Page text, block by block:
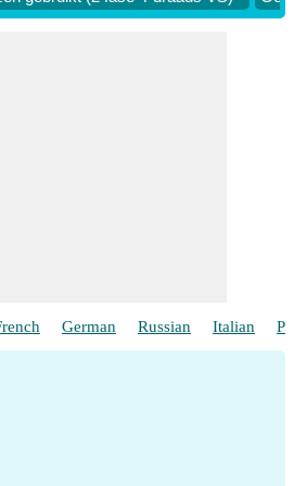
​ Gaan
German Russian Italian